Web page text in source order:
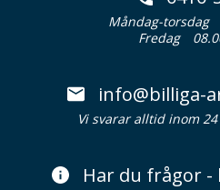
Måndag-torsdag
Fredag
info@billiga-
Vi svarar alltid inom
Har du frågor